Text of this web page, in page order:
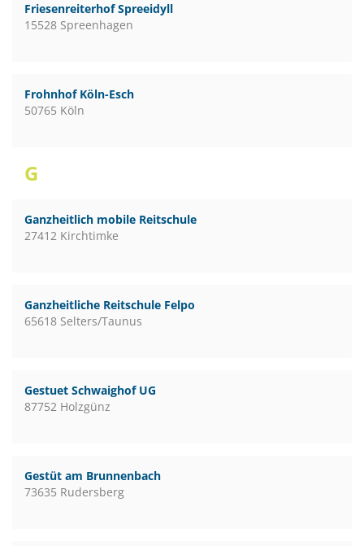
Friesenreiterhof Spreeidyll
15528 Spreenhagen
Frohnhof Köln-Esch
50765 Köln
G
Ganzheitlich mobile Reitschule
27412 Kirchtimke
Ganzheitliche Reitschule Felpo
65618 Selters/Taunus
Gestuet Schwaighof UG
87752 Holzgünz
Gestüt am Brunnenbach
73635 Rudersberg